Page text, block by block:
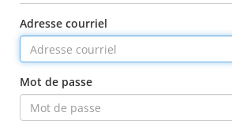
Adresse courriel
Mot de passe